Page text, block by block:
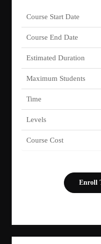
Course Start Date
Course End Date
Estimated Duration
Maximum Students
Time
Levels
Course Cost
Enroll